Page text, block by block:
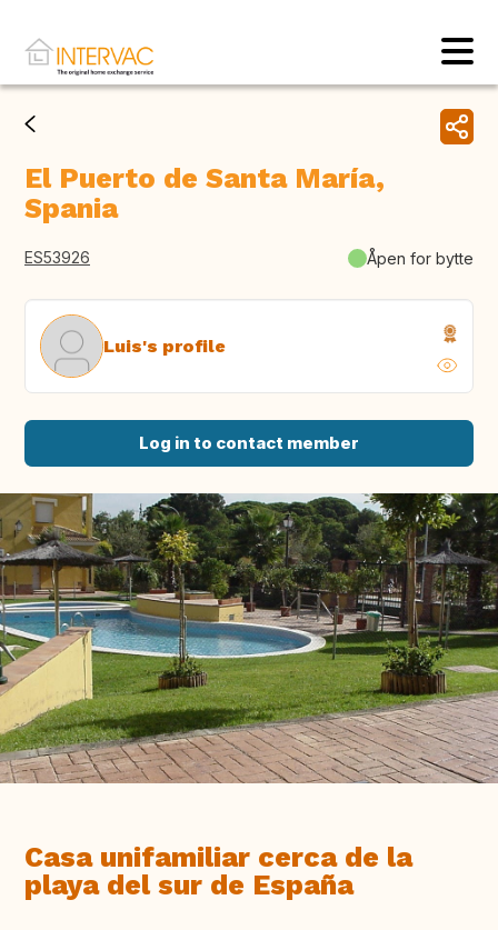
El Puerto de Santa María,
Spania
ES53926 Åpen for bytte
Luis's profile
Log in to contact member
Casa unifamiliar cerca de la
playa del sur de España